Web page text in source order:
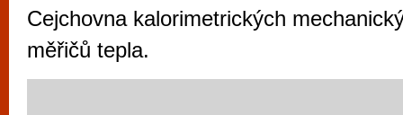
Cejchovna kalorimetrických
měřičů tepla.